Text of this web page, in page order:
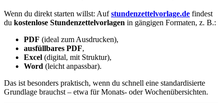
Wenn du direkt starten willst: Aufstundenzettelvorlage.de findest
du kostenlose Stundenzettelvorlagen in gängigen Formaten, z. B.:
PDF (ideal zum Ausdrucken),
ausfüllbares PDF,
Excel (digital, mit Struktur),
Word (leicht anpassbar).
Das ist besonders praktisch, wenn du schnell eine standardisierte
Grundlage brauchst – etwa für Monats- oder Wochenübersichten.